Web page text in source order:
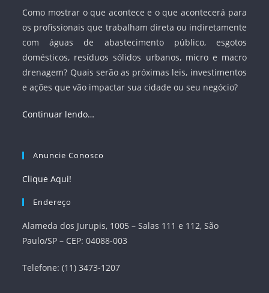
Como mostrar o que acontece e o que acontecerá para
os profissionais que trabalham direta ou indiretamente
com águas de abastecimento público, esgotos
domésticos, resíduos sólidos urbanos, micro e macro
drenagem? Quais serão as próximas leis, investimentos
e ações que vão impactar sua cidade ou seu negócio?
Continuar lendo…
Anuncie Conosco
Clique Aqui!
Endereço
Alameda dos Jurupis, 1005 – Salas 111 e 112, São
Paulo/SP – CEP: 04088-003
Telefone: (11) 3473-1207